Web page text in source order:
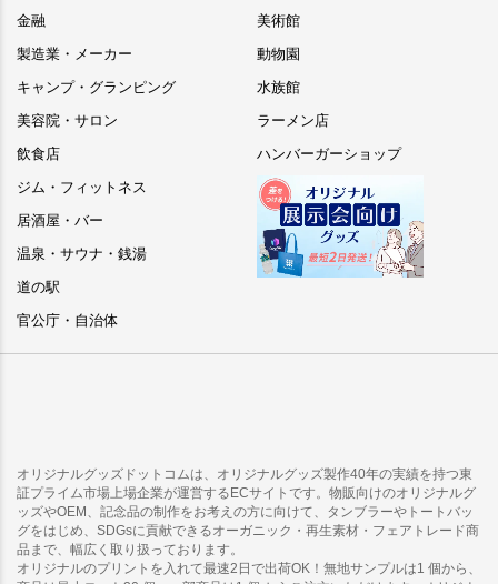
金融
製造業・メーカー
キャンプ・グランピング
美容院・サロン
飲食店
ジム・フィットネス
居酒屋・バー
温泉・サウナ・銭湯
道の駅
官公庁・自治体
美術館
動物園
水族館
ラーメン店
ハンバーガーショップ
オリジナルグッズドットコムは、オリジナルグッズ製作40年の実績を持つ東
証プライム市場上場企業が運営するECサイトです。物販向けのオリジナルグ
ッズやOEM、記念品の制作をお考えの方に向けて、タンブラーやトートバッ
グをはじめ、SDGsに貢献できるオーガニック・再生素材・フェアトレード商
品まで、幅広く取り扱っております。
オリジナルのプリントを入れて最速2日で出荷OK！無地サンプルは1 個から、